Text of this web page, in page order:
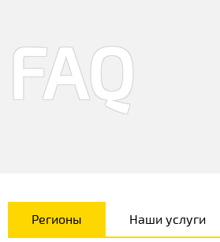
FAQ
Регионы Наши услуги